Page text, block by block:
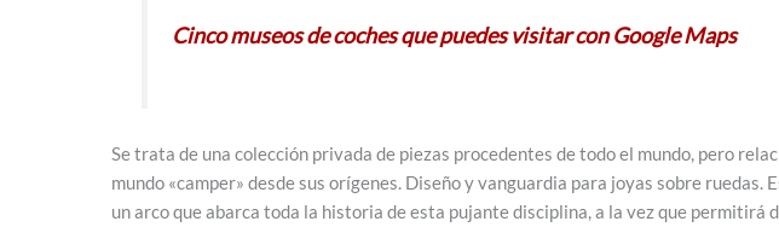
Cinco museos de coches que puedes visitar con Google Maps
Se trata de una colección privada de piezas procedentes de todo el mundo, pero
mundo «camper» desde sus orígenes. Diseño y vanguardia para joyas sobre
un arco que abarca toda la historia de esta pujante disciplina, a la vez que permitirá